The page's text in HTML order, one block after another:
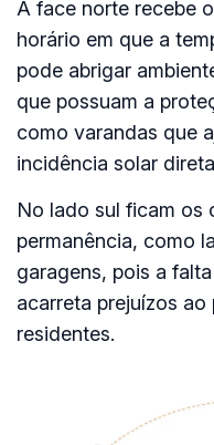
A face norte recebe
horário em que a
pode abrigar
que possuam a
como varandas que
incidência solar
No lado sul ficam os
permanência, como
garagens, pois a
acarreta prejuízos
residentes.